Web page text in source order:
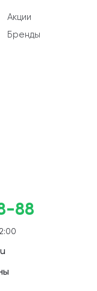
Акции
Бренды
88